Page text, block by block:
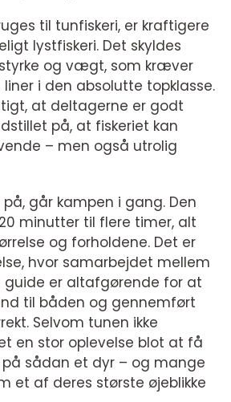
til tunfiskeri, er kraftigere
lystfiskeri. Det skyldes
og vægt, som kræver
i den absolutte topklasse.
at deltagerne er godt
på, at fiskeriet kan
– men også utrolig
går kampen i gang. Den
minutter til flere timer, alt
og forholdene. Det er
hvor samarbejdet mellem
guide er altafgørende for at
til båden og gennemført
Selvom tunen ikke
en stor oplevelse blot at få
sådan et dyr – og mange
et af deres største øjeblikke